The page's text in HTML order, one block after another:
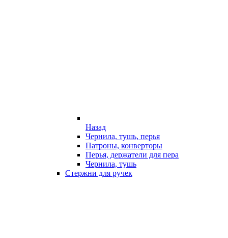
Назад
Чернила, тушь, перья
Патроны, конверторы
Перья, держатели для пера
Чернила, тушь
Стержни для ручек